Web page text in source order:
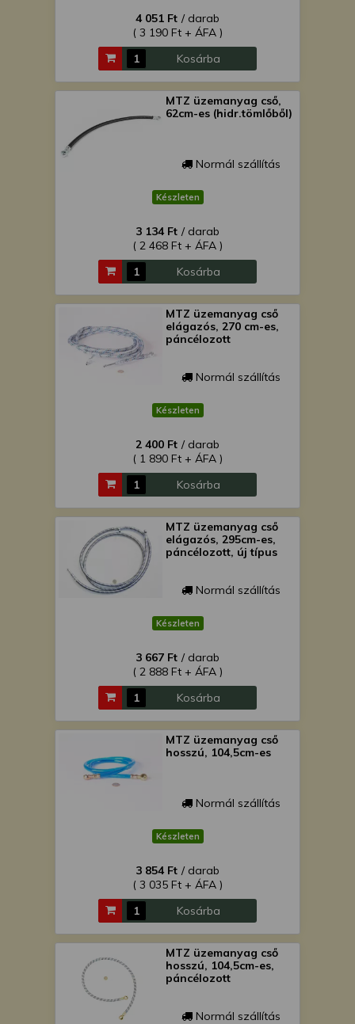
4 051 Ft / darab
( 3 190 Ft + ÁFA )
Kosárba
MTZ üzemanyag cső,
62cm-es (hidr.tömlőből)
Normál szállítás
Készleten
3 134 Ft / darab
( 2 468 Ft + ÁFA )
Kosárba
MTZ üzemanyag cső
elágazós, 270 cm-es,
páncélozott
Normál szállítás
Készleten
2 400 Ft / darab
( 1 890 Ft + ÁFA )
Kosárba
MTZ üzemanyag cső
elágazós, 295cm-es,
páncélozott, új típus
Normál szállítás
Készleten
3 667 Ft / darab
( 2 888 Ft + ÁFA )
Kosárba
MTZ üzemanyag cső
hosszú, 104,5cm-es
Normál szállítás
Készleten
3 854 Ft / darab
( 3 035 Ft + ÁFA )
Kosárba
MTZ üzemanyag cső
hosszú, 104,5cm-es,
páncélozott
Normál szállítás